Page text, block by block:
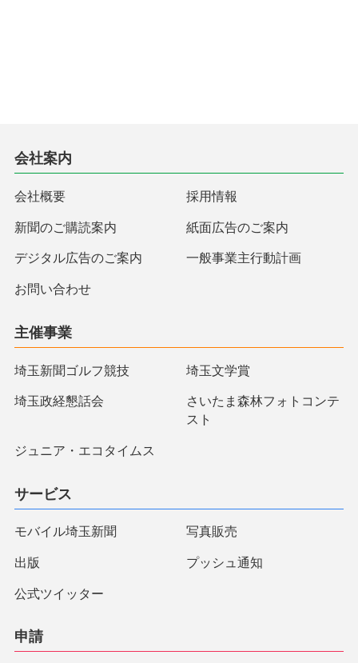
会社案内
会社概要 採用情報
新聞のご購読案内 紙面広告のご案内
デジタル広告のご案内 一般事業主行動計画
お問い合わせ
主催事業
埼玉新聞ゴルフ競技 埼玉文学賞
埼玉政経懇話会
さいたま森林フォトコンテ
スト
ジュニア・エコタイムス
サービス
モバイル埼玉新聞 写真販売
出版 プッシュ通知
公式ツイッター
申請